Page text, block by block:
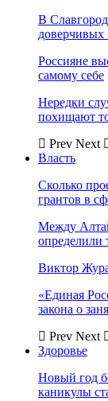
В
доверчивых
Россияне
самому себе
Нередки
похищают
Prev Next
Власть
Сколько
грантов в
Между
определили
Виктор
«Единая
закона о
Prev Next
Здоровье
Новый год
каникулы